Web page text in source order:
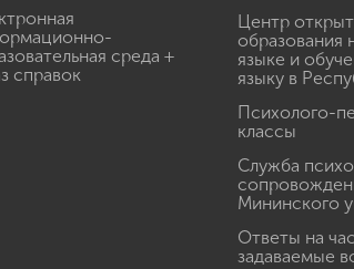
среда +
справок
Центр
образования
языке и
языку в
Психолого-
классы
Служба
Мининского
Ответы на
задаваемые